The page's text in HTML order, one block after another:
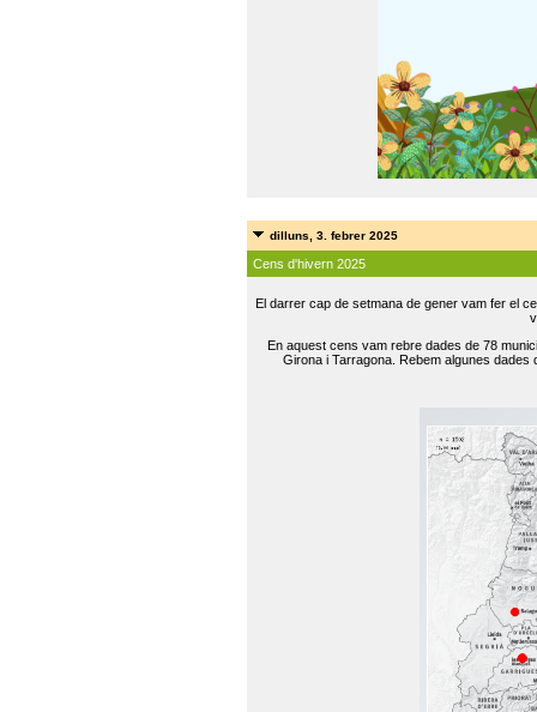
dilluns, 3. febrer 2025
Cens d'hivern 2025
El darrer cap de setmana de gener vam fer el
En aquest cens vam rebre dades de 78
Girona i Tarragona. Rebem algunes